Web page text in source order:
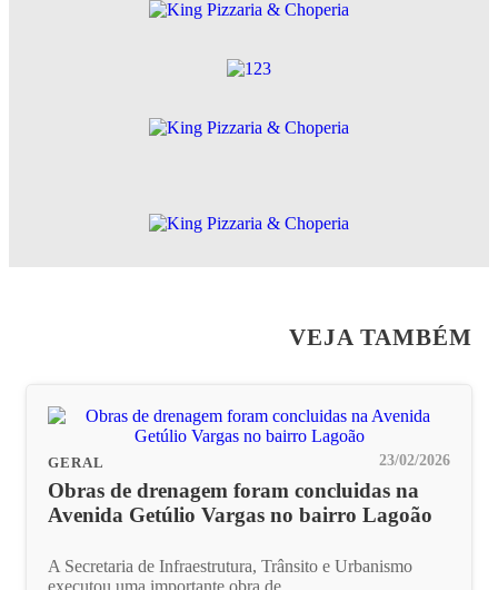
VEJA TAMBÉM
GERAL 23/02/2026
Obras de drenagem foram concluidas na
Avenida Getúlio Vargas no bairro Lagoão
A Secretaria de Infraestrutura, Trânsito e Urbanismo